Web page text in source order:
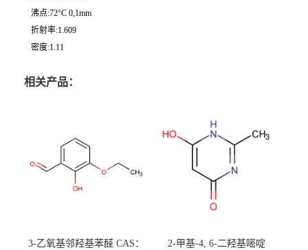
沸点:72°C 0,1mm
折射率:1.609
密度:1.11
相关产品：
3-乙氧基邻羟基苯醛 CAS：
2-甲基-4, 6-二羟基嘧啶